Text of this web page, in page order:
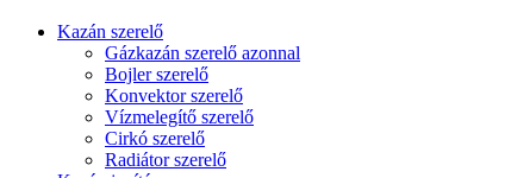
Kazán szerelő
Gázkazán szerelő azonnal
Bojler szerelő
Konvektor szerelő
Vízmelegítő szerelő
Cirkó szerelő
Radiátor szerelő